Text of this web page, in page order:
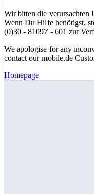
Wir bitten die verursachten
Wenn Du Hilfe benötigst,
(0)30 - 81097 - 601 zur
We apologise for any
contact our mobile.de
Homepage